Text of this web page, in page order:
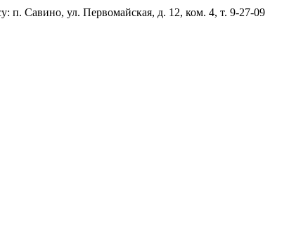
Савино, ул. Первомайская, д. 12, ком. 4, т. 9-27-09